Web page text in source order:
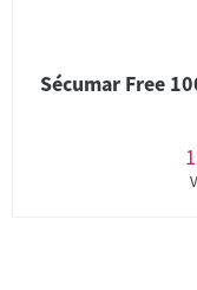
Sécumar Free